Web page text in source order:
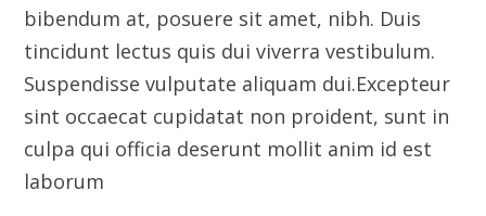
bibendum at, posuere sit amet, nibh. Duis
tincidunt lectus quis dui viverra vestibulum.
Suspendisse vulputate aliquam dui.Excepteur
sint occaecat cupidatat non proident, sunt in
culpa qui officia deserunt mollit anim id est
laborum